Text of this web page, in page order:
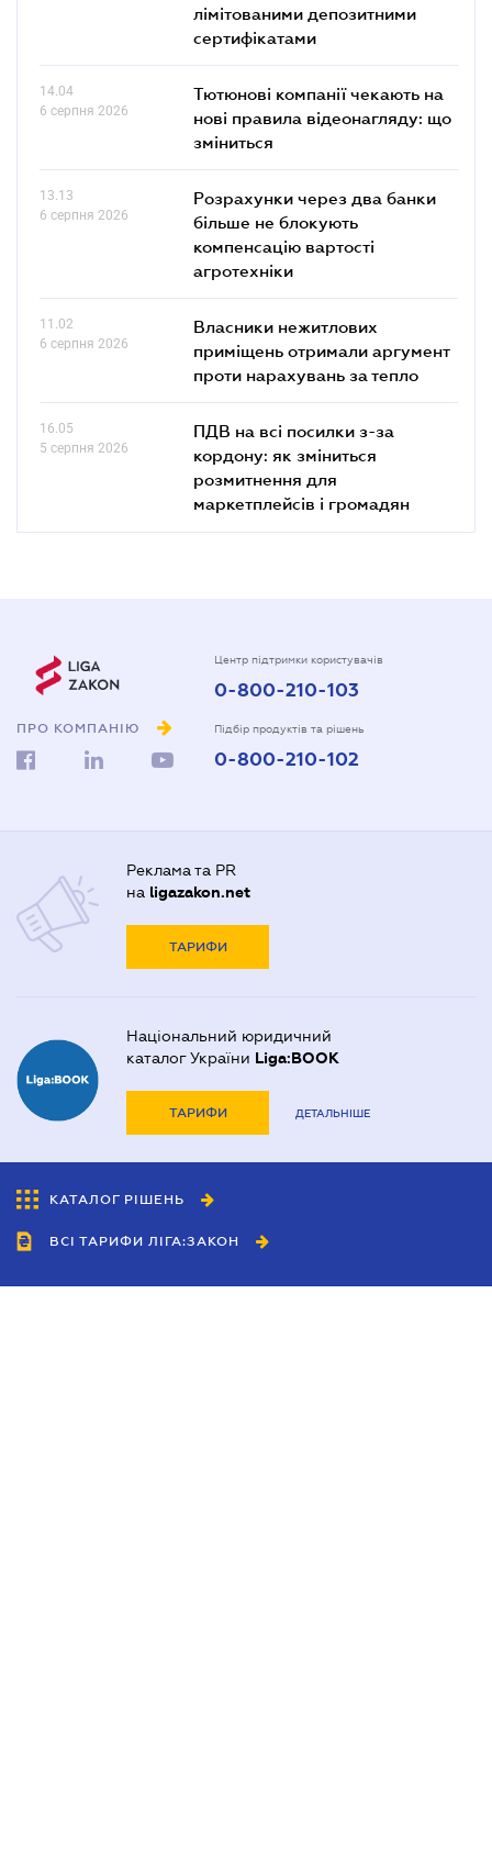
лімітованими депозитними
сертифікатами
14.04
6 серпня 2026
Тютюнові компанії чекають на
нові правила відеонагляду: що
зміниться
13.13
6 серпня 2026
Розрахунки через два банки
більше не блокують
компенсацію вартості
агротехніки
11.02
6 серпня 2026
Власники нежитлових
приміщень отримали аргумент
проти нарахувань за тепло
16.05
5 серпня 2026
ПДВ на всі посилки з-за
кордону: як зміниться
розмитнення для
маркетплейсів і громадян
ПРО КОМПАНІЮ
Центр підтримки користувачів
0-800-210-103
Підбір продуктів та рішень
0-800-210-102
Реклама та PR
на ligazakon.net
ТАРИФИ
Національний юридичний
каталог України Liga:BOOK
ТАРИФИ ДЕТАЛЬНІШЕ
КАТАЛОГ РІШЕНЬ
ВСІ ТАРИФИ ЛІГА:ЗАКОН